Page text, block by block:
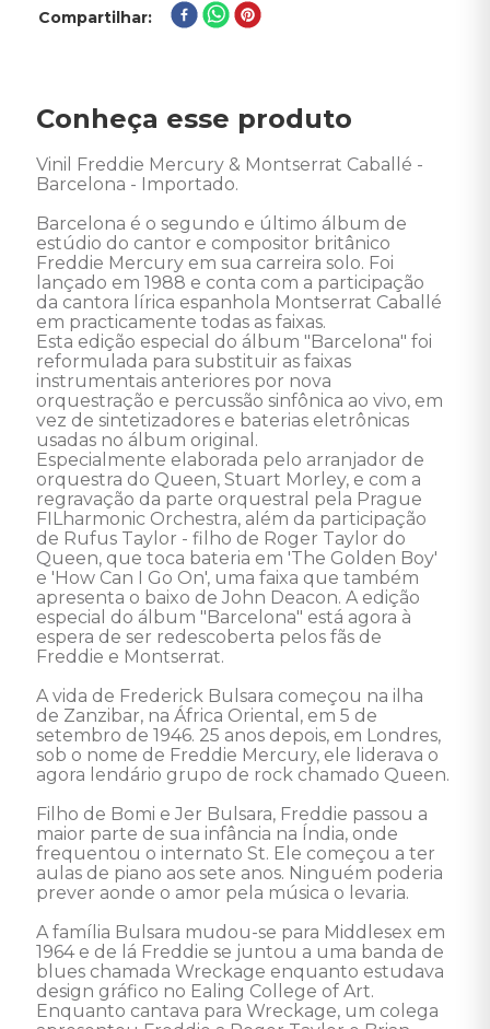
Compartilhar
Conheça esse produto
Vinil Freddie Mercury & Montserrat Caballé -
Barcelona - Importado.
Barcelona é o segundo e último álbum de
estúdio do cantor e compositor britânico
Freddie Mercury em sua carreira solo. Foi
lançado em 1988 e conta com a participação
da cantora lírica espanhola Montserrat Caballé
em practicamente todas as faixas.
Esta edição especial do álbum "Barcelona" foi
reformulada para substituir as faixas
instrumentais anteriores por nova
orquestração e percussão sinfônica ao vivo, em
vez de sintetizadores e baterias eletrônicas
usadas no álbum original.
Especialmente elaborada pelo arranjador de
orquestra do Queen, Stuart Morley, e com a
regravação da parte orquestral pela Prague
FILharmonic Orchestra, além da participação
de Rufus Taylor - filho de Roger Taylor do
Queen, que toca bateria em 'The Golden Boy'
e 'How Can I Go On', uma faixa que também
apresenta o baixo de John Deacon. A edição
especial do álbum "Barcelona" está agora à
espera de ser redescoberta pelos fãs de
Freddie e Montserrat.
A vida de Frederick Bulsara começou na ilha
de Zanzibar, na África Oriental, em 5 de
setembro de 1946. 25 anos depois, em Londres,
sob o nome de Freddie Mercury, ele liderava o
agora lendário grupo de rock chamado Queen.
Filho de Bomi e Jer Bulsara, Freddie passou a
maior parte de sua infância na Índia, onde
frequentou o internato St. Ele começou a ter
aulas de piano aos sete anos. Ninguém poderia
prever aonde o amor pela música o levaria.
A família Bulsara mudou-se para Middlesex em
1964 e de lá Freddie se juntou a uma banda de
blues chamada Wreckage enquanto estudava
design gráfico no Ealing College of Art.
Enquanto cantava para Wreckage, um colega